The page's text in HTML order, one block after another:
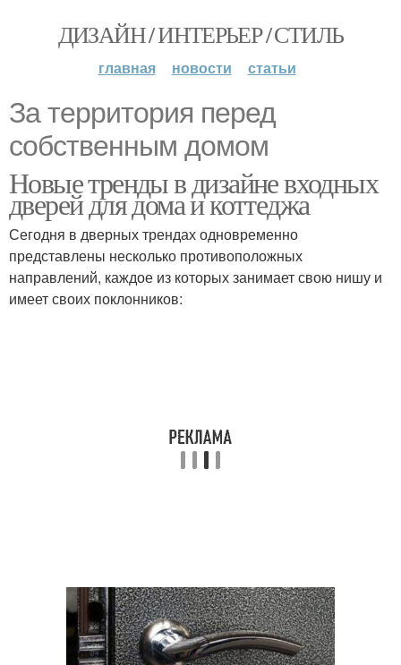
ДИЗАЙН / ИНТЕРЬЕР / СТИЛЬ
главная новости статьи
За территория перед
собственным домом
Новые тренды в дизайне входных
дверей для дома и коттеджа
Сегодня в дверных трендах одновременно
представлены несколько противоположных
направлений, каждое из которых занимает свою нишу и
имеет своих поклонников: